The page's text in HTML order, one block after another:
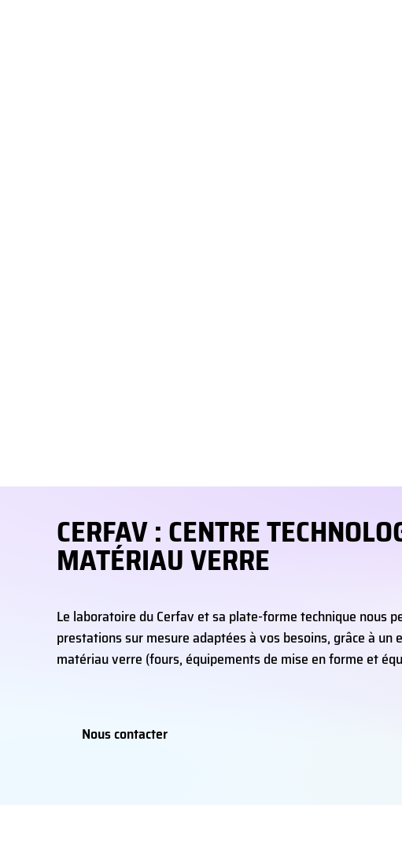
CERFAV : CENTRE
MATÉRIAU VERRE
Le laboratoire du Cerfav et sa plate-forme technique nous
prestations sur mesure adaptées à vos besoins, grâce à un
matériau verre (fours, équipements de mise en forme et
Nous contacter